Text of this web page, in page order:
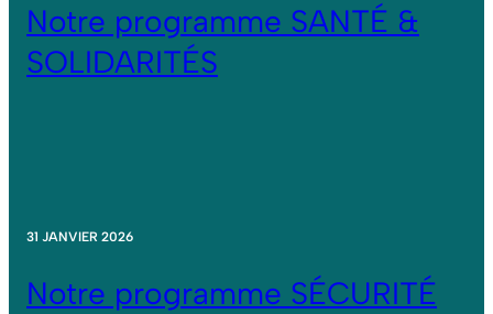
Notre programme SANTÉ &
SOLIDARITÉS
31 JANVIER 2026
Notre programme SÉCURITÉ